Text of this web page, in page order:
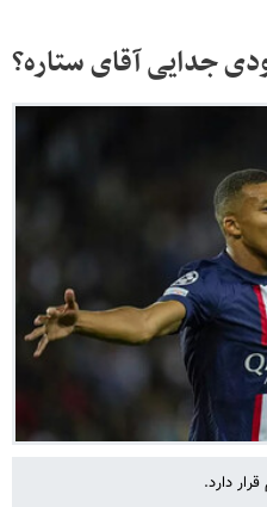
جدایی آقای ستاره؟
دارد.